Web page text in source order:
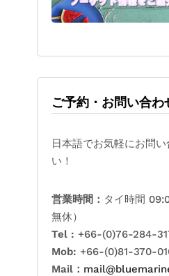
ご予約・お問い合わ
日本語でお気軽にお問い
い！
営業時間： タイ時間
無休）
Tel : +66-(0)76-284-
Mob:+66-(0)81-370-
Mail：